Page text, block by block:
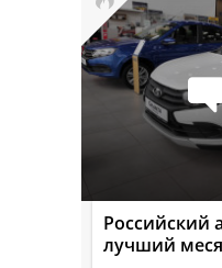
Российский
лучший